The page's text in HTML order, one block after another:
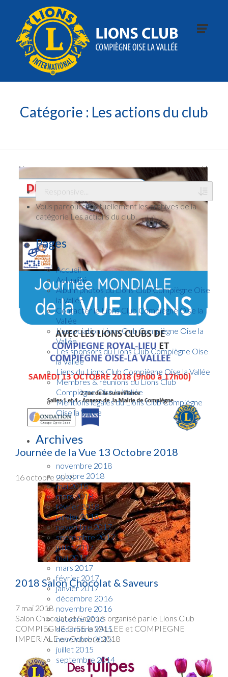
Catégorie : Les actions du club
Journée de la Vue 13 Octobre 2018
16 octobre 2018
2018 Salon Chocolat & Saveurs
7 mai 2018
Salon Chocolat et Saveurs organisé par le Lions Club
COMPIEGNE OISE la VALLEE et COMPIEGNE
IMPERIALE en Octobre 2018
Vous parcourez actuellement les archives de la
catégorie Les actions du club.
Pages
Accueil
Actualité
Album photos du Lions Club Compiègne Oise
la Vallée
Contacter le Lions Club Compiègne Oise la
Vallée
L’association Lions Club Compiègne Oise la
Vallée
Les sponsors du Lions Club Compiègne Oise
la Vallée
Liens du Lions Club Compiègne Oise la Vallée
Membres & réunions du Lions Club
Compiègne Oise la Vallée
Mentions légales du Lions Club Compiègne
Oise la Vallée
Archives
novembre 2018
octobre 2018
mai 2018
mars 2018
février 2018
janvier 2018
novembre 2017
septembre 2017
juillet 2017
mai 2017
mars 2017
février 2017
janvier 2017
décembre 2016
novembre 2016
octobre 2016
décembre 2015
novembre 2015
juillet 2015
septembre 2014